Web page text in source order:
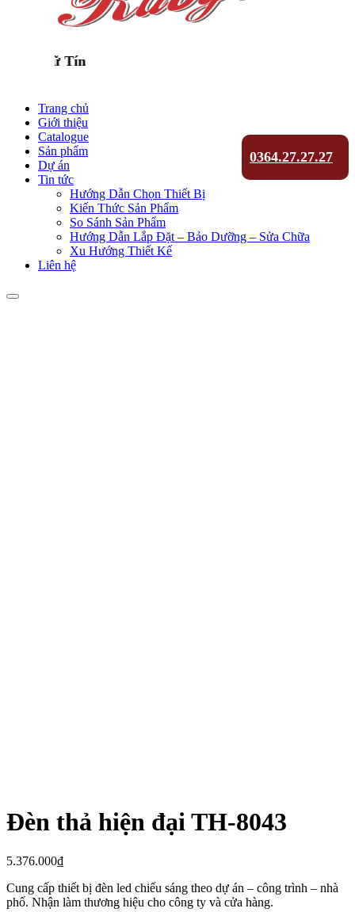
0364.27.27.27
Trang chủ
Giới thiệu
Catalogue
Sản phẩm
Dự án
Tin tức
Hướng Dẫn Chọn Thiết Bị
Kiến Thức Sản Phẩm
So Sánh Sản Phẩm
Hướng Dẫn Lắp Đặt – Bảo Dưỡng – Sửa Chữa
Xu Hướng Thiết Kế
Liên hệ
Đèn thả hiện đại TH-8043
5.376.000₫
Cung cấp thiết bị đèn led chiếu sáng theo dự án – công trình – nhà
phố. Nhận làm thương hiệu cho công ty và cửa hàng.